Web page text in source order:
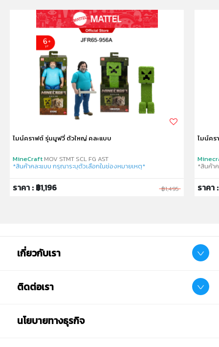
งานในการดูแลของผู้ปกครอง หรือผู้เชี่ยวชาญ ไม่นำเข้าจมูก
และขว้างปา
ไมน์คราฟต์ รุ่นมูฟวี่ ตัวใหญ่ คละแบบ
MineCraft MOV STMT SCL FG AST
*สินค้าคละแบบ กรุณาระบุตัวเลือกในช่องหมายเหตุ*
ราคา : ฿1,196 ฿1,495
ไมน์คร
*สินค้า
ราคา
เกี่ยวกับเรา
ติดต่อเรา
นโยบายทางธุรกิจ